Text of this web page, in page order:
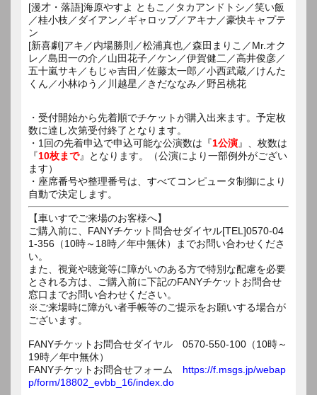
[漫才・落語]海原やすよ ともこ／タカアンドトシ／笑い飯
／桂小枝／ダイアン／ギャロップ／アキナ／豪快キャプテ
ン
[新喜劇]アキ／内場勝則／松浦真也／森田まりこ／Mr.オク
レ／島田一の介／山田花子／ケン／伊賀健二／高井俊彦／
五十嵐サキ／もじゃ吉田／佐藤太一郎／小西武蔵／けんた
くん／小林ゆう／川越星／きだななみ／野呂桃花
・受付開始から先着順でチケットが購入出来ます。予定枚
数に達し次第受付終了となります。
・1回の先着申込で申込可能な公演数は『1公演』、枚数は
『10枚まで』となります。（公演により一部例外がござい
ます）
・座席番号や整理番号は、すべてコンピュータ制御により
自動で決定します。
【車いすでご来場のお客様へ】
ご購入前に、FANYチケット問合せダイヤル[TEL]0570-04
1-356（10時～18時／年中無休）までお問い合わせくださ
い。
また、視覚や聴覚等に障がいのある方で特別な配慮を必要
とされる方は、ご購入前に下記のFANYチケットお問合せ
窓口までお問い合わせください。
※ご来場時に障がい者手帳等のご提示をお願いする場合が
ございます。
FANYチケットお問合せダイヤル 0570-550-100（10時～
19時／年中無休）
FANYチケットお問合せフォーム https://f.msgs.jp/webap
p/form/18802_evbb_16/index.do